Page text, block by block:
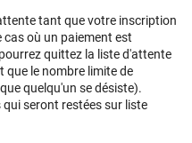
tant que votre inscription
cas où un paiement est
quittez la liste d'attente
que le nombre limite de
quelqu'un se désiste).
seront restées sur liste